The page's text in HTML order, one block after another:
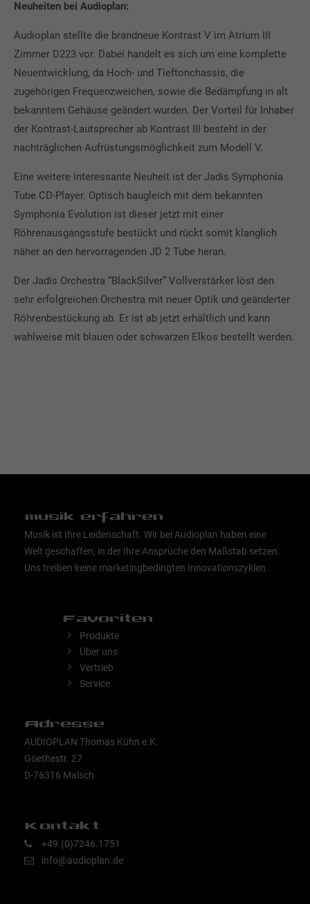
Neuheiten bei Audioplan:
Audioplan stellte die brandneue Kontrast V im Atrium III
Zimmer D223 vor. Dabei handelt es sich um eine komplette
Neuentwicklung, da Hoch- und Tieftonchassis, die
zugehörigen Frequenzweichen, sowie die Bedämpfung in alt
bekanntem Gehäuse geändert wurden. Der Vorteil für Inhaber
der Kontrast-Lautsprecher ab Kontrast III besteht in der
nachträglichen Aufrüstungsmöglichkeit zum Modell V.
Eine weitere interessante Neuheit ist der Jadis Symphonia
Tube CD-Player. Optisch baugleich mit dem bekannten
Symphonia Evolution ist dieser jetzt mit einer
Röhrenausgangsstufe bestückt und rückt somit klanglich
näher an den hervorragenden JD 2 Tube heran.
Der Jadis Orchestra “BlackSilver” Vollverstärker löst den
sehr erfolgreichen Orchestra mit neuer Optik und geänderter
Röhrenbestückung ab. Er ist ab jetzt erhältlich und kann
wahlweise mit blauen oder schwarzen Elkos bestellt werden.
musik erfahren
Musik ist Ihre Leidenschaft. Wir bei Audioplan haben eine
Welt geschaffen, in der Ihre Ansprüche den Maßstab setzen.
Uns treiben keine marketingbedingten Innovationszyklen.
Favoriten
Produkte
Über uns
Vertrieb
Service
Adresse
AUDIOPLAN Thomas Kühn e.K.
Goethestr. 27
D-76316 Malsch
Kontakt
+49.(0)7246.1751
info@audioplan.de